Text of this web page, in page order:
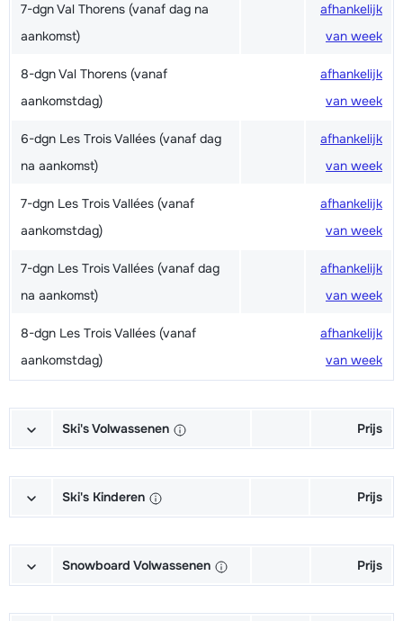
7-dgn Val Thorens (vanaf dag na
aankomst)
afhankelijk
van week
8-dgn Val Thorens (vanaf
aankomstdag)
afhankelijk
van week
6-dgn Les Trois Vallées (vanaf dag
na aankomst)
afhankelijk
van week
7-dgn Les Trois Vallées (vanaf
aankomstdag)
afhankelijk
van week
7-dgn Les Trois Vallées (vanaf dag
na aankomst)
afhankelijk
van week
8-dgn Les Trois Vallées (vanaf
aankomstdag)
afhankelijk
van week
Ski's Volwassenen Prijs
Schoenen + Stokken (6/7 dagen)
van week
Stokken (6/7 dagen)
van week
Ski's Kinderen Prijs
Schoenen + Stokken (6/7 dagen)
van week
Snowboard Volwassenen Prijs